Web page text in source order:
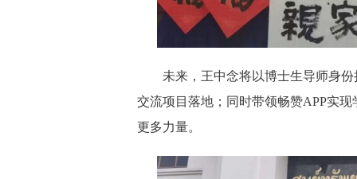
未来，王中念将以博士生导师身份
交流项目落地；同时带领畅赞APP实
更多力量。